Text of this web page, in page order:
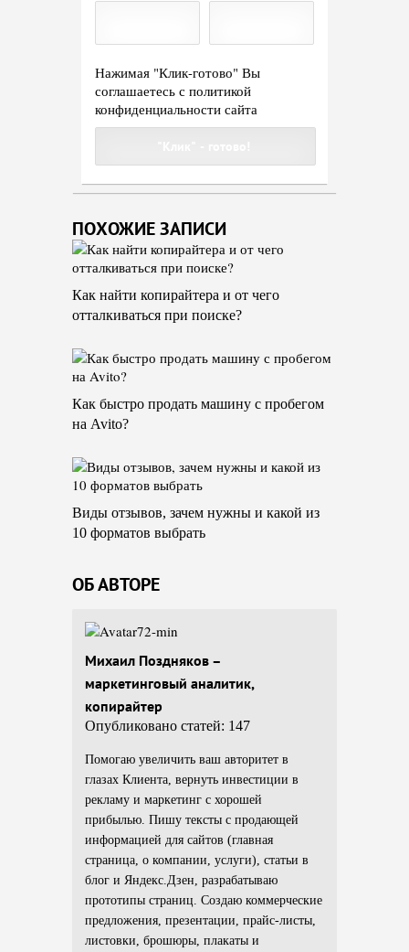
Нажимая "Клик-готово" Вы
соглашаетесь с политикой
конфиденциальности сайта
ПОХОЖИЕ ЗАПИСИ
Как найти копирайтера и от чего
отталкиваться при поиске?
Как быстро продать машину с пробегом
на Avito?
Виды отзывов, зачем нужны и какой из
10 форматов выбрать
ОБ АВТОРЕ
Михаил Поздняков –
маркетинговый аналитик,
копирайтер
Опубликовано статей: 147
Помогаю увеличить ваш авторитет в
глазах Клиента, вернуть инвестиции в
рекламу и маркетинг с хорошей
прибылью. Пишу тексты с продающей
информацией для сайтов (главная
страница, о компании, услуги), статьи в
блог и Яндекс.Дзен, разрабатываю
прототипы страниц. Создаю коммерческие
предложения, презентации, прайс-листы,
листовки, брошюры, плакаты и